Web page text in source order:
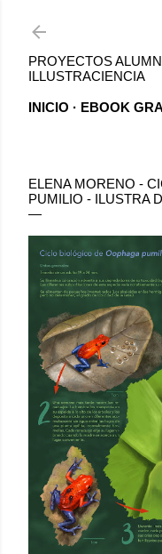
PROYECTOS
ILLUSTRACIENCIA
INICIO EBOOK
ELENA MORENO -
PUMILIO - ILUSTRA